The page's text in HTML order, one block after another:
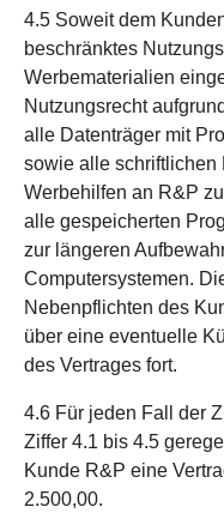
4.5 Soweit dem
beschränktes
Werbematerialien
Nutzungsrecht
alle Datenträger mit
sowie alle schriftlichen
Werbehilfen an R&P
alle gespeicherten
zur längeren
Computersystemen.
Nebenpflichten des
über eine eventuelle
des Vertrages fort.
4.6 Für jeden Fall der
Ziffer 4.1 bis 4.5
Kunde R&P eine
2.500,00.